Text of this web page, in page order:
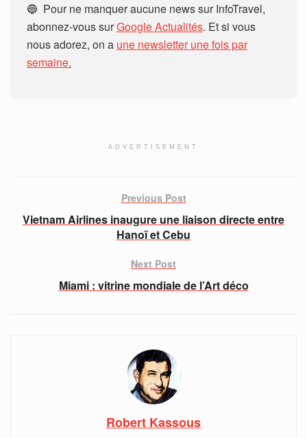
🔵 Pour ne manquer aucune news sur InfoTravel,
abonnez-vous surGoogle Actualités. Et si vous
nous adorez, on a une newsletter une fois par
semaine.
ADVERTISEMENT
Previous Post
Vietnam Airlines inaugure une liaison directe entre
Hanoï et Cebu
Next Post
Miami : vitrine mondiale de l’Art déco
Robert Kassous